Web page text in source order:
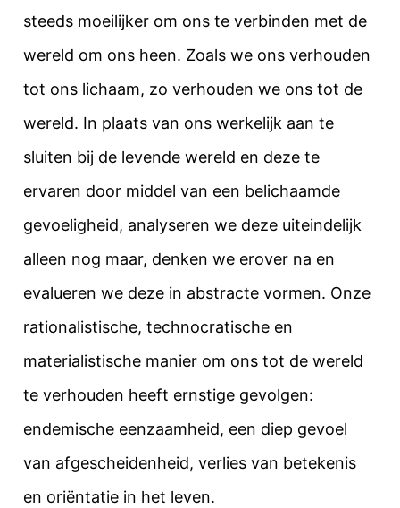
steeds moeilijker om ons te verbinden met de
wereld om ons heen. Zoals we ons verhouden
tot ons lichaam, zo verhouden we ons tot de
wereld. In plaats van ons werkelijk aan te
sluiten bij de levende wereld en deze te
ervaren door middel van een belichaamde
gevoeligheid, analyseren we deze uiteindelijk
alleen nog maar, denken we erover na en
evalueren we deze in abstracte vormen. Onze
rationalistische, technocratische en
materialistische manier om ons tot de wereld
te verhouden heeft ernstige gevolgen:
endemische eenzaamheid, een diep gevoel
van afgescheidenheid, verlies van betekenis
en oriëntatie in het leven.